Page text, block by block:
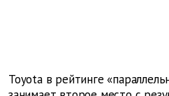
Toyota в рейтинге